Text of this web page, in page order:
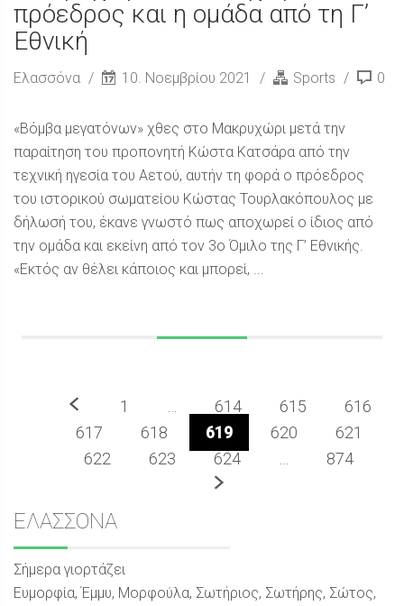
πρόεδρος και η ομάδα από τη Γ’
Εθνική
Ελασσόνα 10. Νοεμβρίου 2021 Sports 0
«Βόμβα μεγατόνων» χθες στο Μακρυχώρι μετά την
παραίτηση του προπονητή Κώστα Κατσάρα από την
τεχνική ηγεσία του Αετού, αυτήν τη φορά ο πρόεδρος
του ιστορικού σωματείου Κώστας Τουρλακόπουλος με
δήλωσή του, έκανε γνωστό πως αποχωρεί ο ίδιος από
την ομάδα και εκείνη από τον 3ο Όμιλο της Γ’ Εθνικής.
«Εκτός αν θέλει κάποιος και μπορεί, ...
Προηγούμενο
1 614 615
616
617
618 619 620
621
622
623 624
874
Επόμενο
Sidebar
ΕΛΑΣΣΟΝΑ
Σήμερα γιορτάζει
Ευμορφία, Έμμυ, Μορφούλα, Σωτήριος, Σωτήρης, Σώτος,